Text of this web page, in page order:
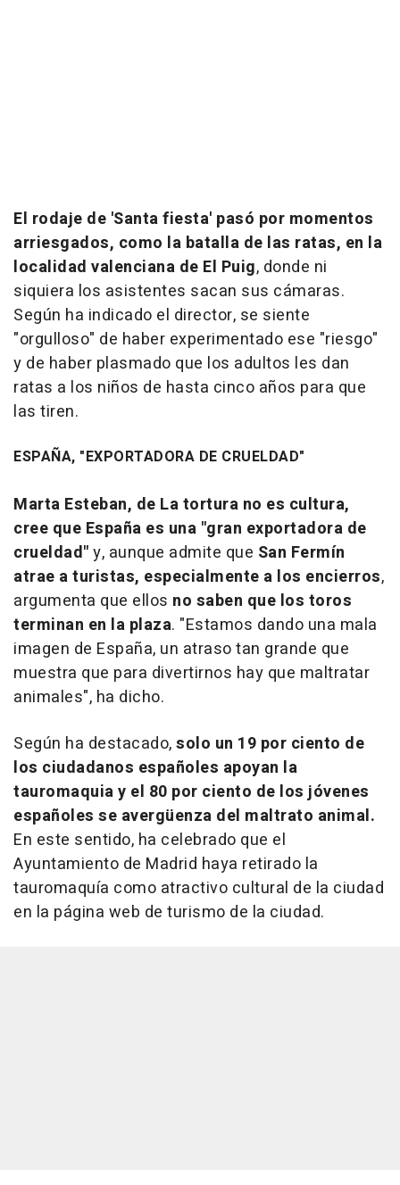
El rodaje de 'Santa fiesta' pasó por momentos
arriesgados, como la batalla de las ratas, en la
localidad valenciana de El Puig, donde ni
siquiera los asistentes sacan sus cámaras.
Según ha indicado el director, se siente
"orgulloso" de haber experimentado ese "riesgo"
y de haber plasmado que los adultos les dan
ratas a los niños de hasta cinco años para que
las tiren.
ESPAÑA, "EXPORTADORA DE CRUELDAD"
Marta Esteban, de La tortura no es cultura,
cree que España es una "gran exportadora de
crueldad"y, aunque admite que San Fermín
atrae a turistas, especialmente a los encierros,
argumenta que ellos no saben que los toros
terminan en la plaza. "Estamos dando una mala
imagen de España, un atraso tan grande que
muestra que para divertirnos hay que maltratar
animales", ha dicho.
Según ha destacado,solo un 19 por ciento de
los ciudadanos españoles apoyan la
tauromaquia y el 80 por ciento de los jóvenes
españoles se avergüenza del maltrato animal.
En este sentido, ha celebrado que el
Ayuntamiento de Madrid haya retirado la
tauromaquía como atractivo cultural de la ciudad
en la página web de turismo de la ciudad.